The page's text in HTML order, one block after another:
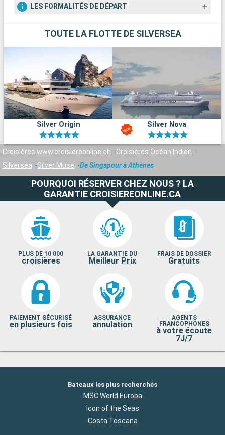
LES FORMALITÉS DE DÉPART
TOUTE LA FLOTTE DE SILVERSEA
Silver Origin Silver Nova
Croisières www.croisiereonline.ch
Croisières Océan Indien
Silversea
Silver Muse De Singapour à Athènes
POURQUOI RÉSERVER CHEZ NOUS ? LA
GARANTIE CROISIEREONLINE.CA
PLUS DE 10 000
croisières
LA GARANTIE DU
Meilleur Prix
FRAIS DE DOSSIER
Gratuits
PAIEMENT SÉCURISÉ
en plusieurs fois
ASSURANCE
annulation
AGENTS
FRANCOPHONES
à votre écoute
7J/7
Bateaux les plus recherchés
MSC World Europa
Icon of the Seas
Costa Toscana